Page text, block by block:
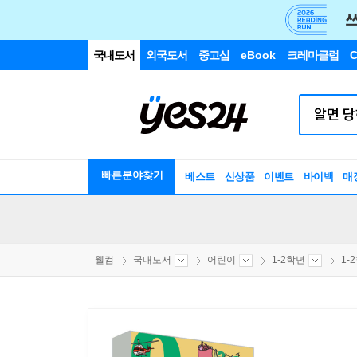
국내도서 외국도서 중고샵 eBook 크레마클럽
빠른분야찾기 베스트 신상품 이벤트 바이백 매
웰컴 국내도서 어린이 1-2학년 1-